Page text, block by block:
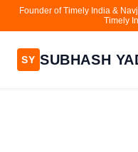
Founder of Timely India &
Timely
SY SUBHASH